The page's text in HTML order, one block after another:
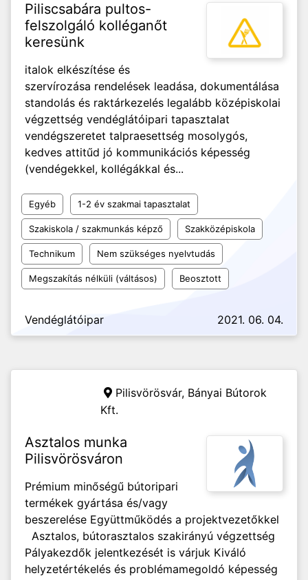
Piliscsabára pultos-
felszolgáló kolléganőt
keresünk
italok elkészítése és
szervírozása rendelések leadása, dokumentálása
standolás és raktárkezelés legalább középiskolai
végzettség vendéglátóipari tapasztalat
vendégszeretet talpraesettség mosolygós,
kedves attitűd jó kommunikációs képesség
(vendégekkel, kollégákkal és...
Egyéb 1-2 év szakmai tapasztalat
Szakiskola / szakmunkás képző Szakközépiskola
Technikum Nem szükséges nyelvtudás
Megszakítás nélküli (váltásos) Beosztott
Vendéglátóipar 2021. 06. 04.
Pilisvörösvár, Bányai Bútorok
Kft.
Asztalos munka
Pilisvörösváron
Prémium minőségű bútoripari
termékek gyártása és/vagy
beszerelése Együttműködés a projektvezetőkkel
Asztalos, bútorasztalos szakirányú végzettség
Pályakezdők jelentkezését is várjuk Kiváló
helyzetértékelés és problémamegoldó képesség